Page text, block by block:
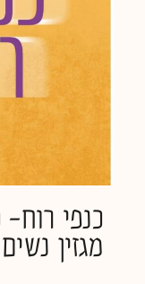
כנפי רוח-
מגזין נשים